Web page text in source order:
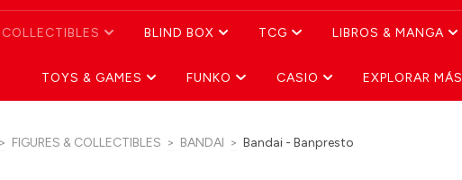
BLIND BOX TCG LIBROS & MANGA
TOYS & GAMES FUNKO CASIO EXPLORAR MÁS
> FIGURES & COLLECTIBLES > BANDAI > Bandai - Banpresto